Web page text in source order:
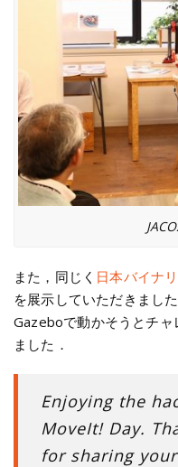
また，同じく 日本バイナ
を展示していただきまし
Gazeboで動かそうとチ
ました．
Enjoying the
MoveIt! Day.
for sharing